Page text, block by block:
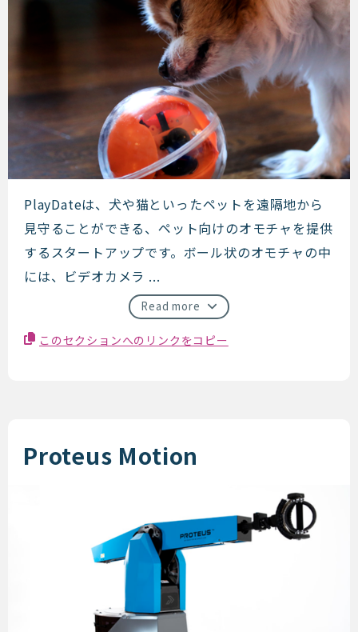
PlayDate
PlayDateは、犬や猫といったペットを遠隔地から
見守ることができる、ペット向けのオモチャを提供
するスタートアップです。ボール状のオモチャの中
には、ビデオカメラ ...
Read more
このセクションへのリンクをコピー
Proteus Motion